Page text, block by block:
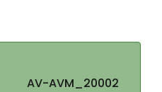
AV-AVM_20002